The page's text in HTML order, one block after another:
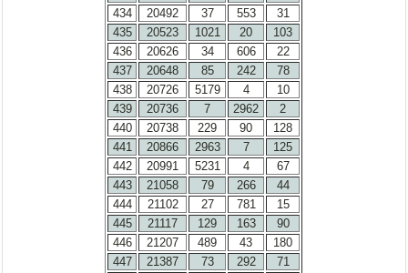
434
20492 37 553
31
435
20523 1021 20
103
436
20626 34 606
22
437
20648 85 242
78
438
20726 5179 4
10
439
20736 7 2962
2
440
20738 229 90
128
441
20866 2963 7
125
442
20991 5231 4
67
443
21058 79 266
44
444
21102 27 781
15
445
21117 129 163
90
446
21207 489 43
180
447
21387 73 292
71